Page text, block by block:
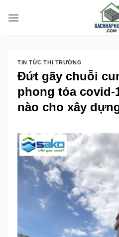
qua
nội
TIN TỨC THỊ TRƯỜNG
Đứt gãy chuỗi
phong tỏa covid-
nào cho xây